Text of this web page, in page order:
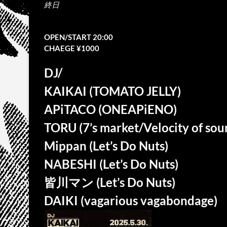
終日
OPEN/START 20:00
CHAEGE ¥1000
DJ/
KAIKAI (TOMATO JELLY)
APiTACO (ONEAPiENO)
TORU (7’s market/Velocity of
Mippan (Let’s Do Nuts)
NABESHI (Let’s Do Nuts)
皆川マン (Let’s Do Nuts)
DAIKI (vagarious vagabondage)